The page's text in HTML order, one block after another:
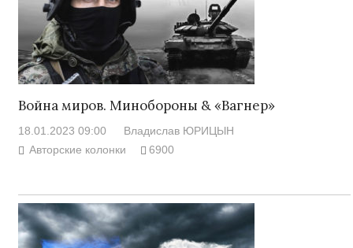
Война миров. Минобороны & «Вагнер»
18.01.2023 09:00
Владислав ЮРИЦЫН
Авторские колонки
6900